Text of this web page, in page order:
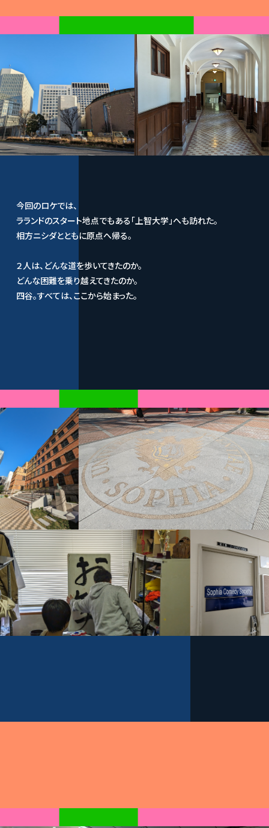
今回のロケでは、
ラランドのスタート地点でもある「上智大学」へも訪れた。
相方ニシダとともに原点へ帰る。
２人は、どんな道を歩いてきたのか。
どんな困難を乗り越えてきたのか。
四谷。すべては、ここから始まった。